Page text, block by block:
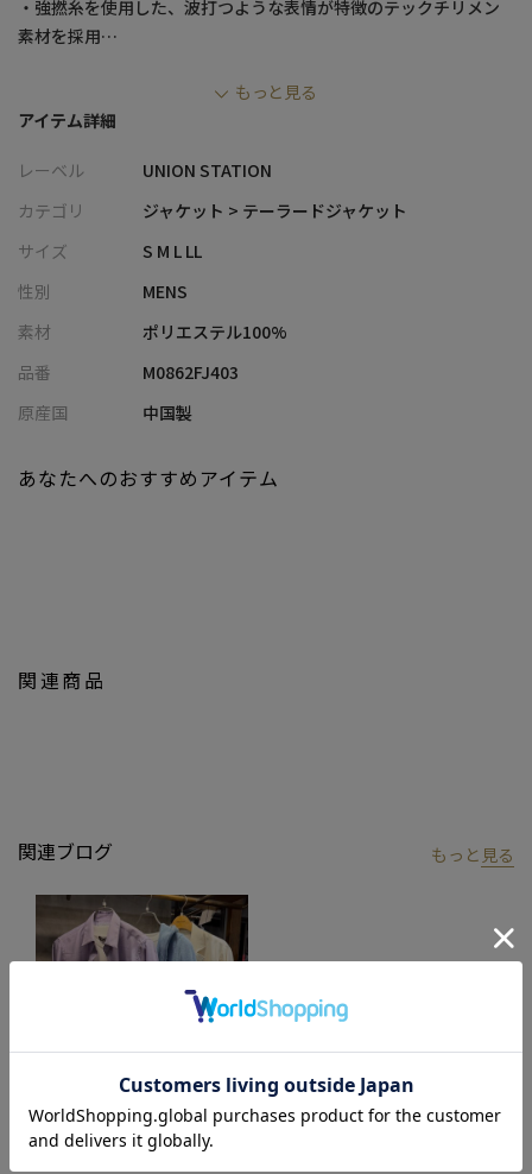
・強撚糸を使用した、波打つような表情が特徴のテックチリメン
素材を採用
・ポリエステル100％で軽く、吸水速乾性とシワになりにくさを兼
・ストレッチ性があり、動きやすく快適な着用感
・ハンドウォッシャブル対応で、デイリーに使いやすい一着
楽しめる
・ご自宅で洗濯可
・同素材パンツと合わせて、品のあるリラックスセットアップス
タイルに
・シャツや革靴を合わせて、きれいめ寄りのオンオフ兼用スタイ
ランドです。
▼Instagram：@unionstation_official
もっと見る
アイテム詳細
レーベル
UNION STATION
カテゴリ
ジャケット > テーラードジャケット
サイズ
S M L LL
性別
MENS
素材
ポリエステル100%
品番
M0862FJ403
原産国
中国製
関連商品
あなたへのおすすめアイテム
関連ブログ もっと 見る
2026.06.29